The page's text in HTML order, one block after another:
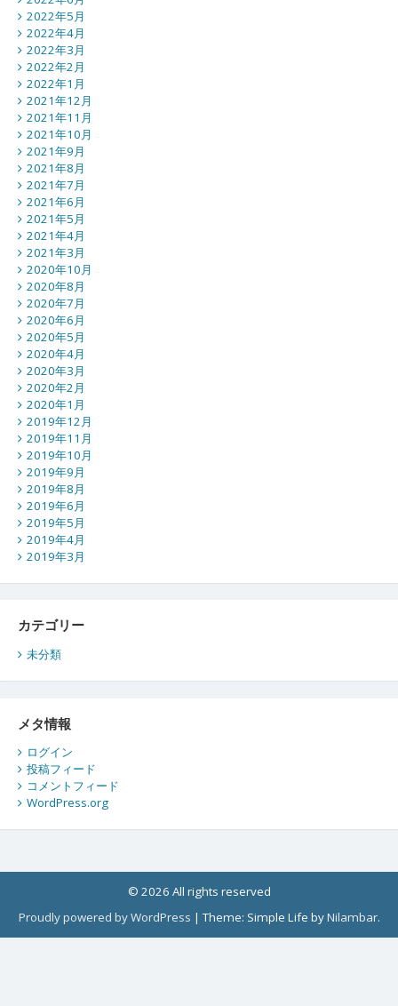
2022年5月
2022年4月
2022年3月
2022年2月
2022年1月
2021年12月
2021年11月
2021年10月
2021年9月
2021年8月
2021年7月
2021年6月
2021年5月
2021年4月
2021年3月
2020年10月
2020年8月
2020年7月
2020年6月
2020年5月
2020年4月
2020年3月
2020年2月
2020年1月
2019年12月
2019年11月
2019年10月
2019年9月
2019年8月
2019年6月
2019年5月
2019年4月
2019年3月
カテゴリー
未分類
メタ情報
ログイン
投稿フィード
コメントフィード
WordPress.org
© 2026 All rights reserved
Proudly powered by WordPress |Theme: Simple Life byNilambar.